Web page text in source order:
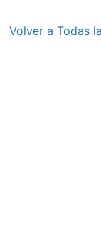
Volver a Todas